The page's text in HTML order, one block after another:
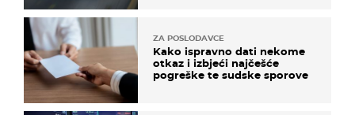
ZA POSLODAVCE
Kako ispravno dati nekome
otkaz i izbjeći najčešće
pogreške te sudske sporove